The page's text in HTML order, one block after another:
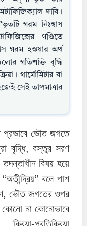
দাবি।
গরম নিঃশ্বাস
গণ্ডিতে
গরম হওয়ার অর্থ
গতিশক্তি বৃদ্ধি
থার্মোমিটার বা
সেই তাপমাত্রার
প্রভাবে ভৌত জগতে
বৃদ্ধি, বস্তুর সরণ
তদন্তাধীন বিষয় হয়ে
বলে পাশ
ভৌত জগতের ওপর
কোনো না কোনোভাবে